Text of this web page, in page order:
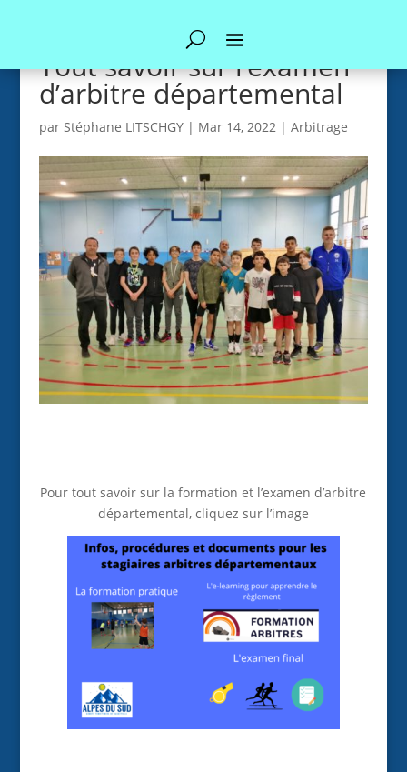
Tout savoir sur l’examen
d’arbitre départemental
par Stéphane LITSCHGY| Mar 14, 2022| Arbitrage
Pour tout savoir sur la formation et l’examen d’arbitre
départemental, cliquez sur l’image